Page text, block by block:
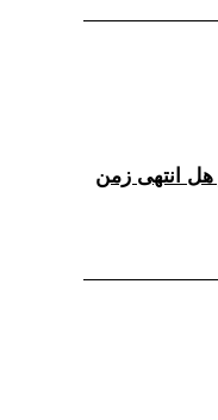
هل انتهى زمن